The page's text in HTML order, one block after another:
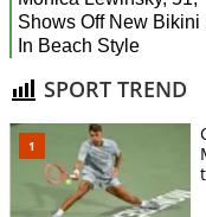
SPORT TREND